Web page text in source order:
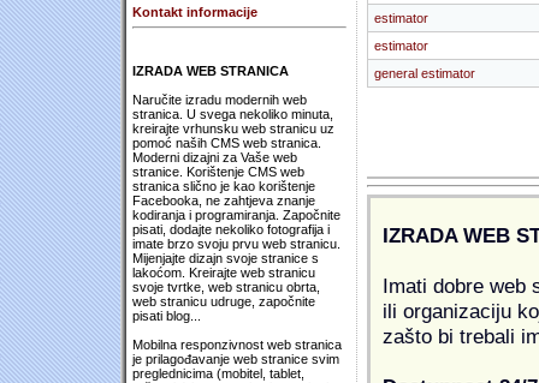
Kontakt informacije
IZRADA WEB STRANICA
Naručite izradu modernih web
stranica. U svega nekoliko minuta,
kreirajte vrhunsku web stranicu uz
pomoć naših CMS web stranica.
Moderni dizajni za Vaše web
stranice. Korištenje CMS web
stranica slično je kao korištenje
Facebooka, ne zahtjeva znanje
kodiranja i programiranja. Započnite
pisati, dodajte nekoliko fotografija i
imate brzo svoju prvu web stranicu.
Mijenjajte dizajn svoje stranice s
lakoćom. Kreirajte web stranicu
svoje tvrtke, web stranicu obrta,
web stranicu udruge, započnite
pisati blog...
Mobilna responzivnost web stranica
je prilagođavanje web stranice svim
preglednicima (mobitel, tablet,
estimator
estimator
general estimator
IZRADA WEB
Imati dobre web
ili organizaciju
zašto bi trebali